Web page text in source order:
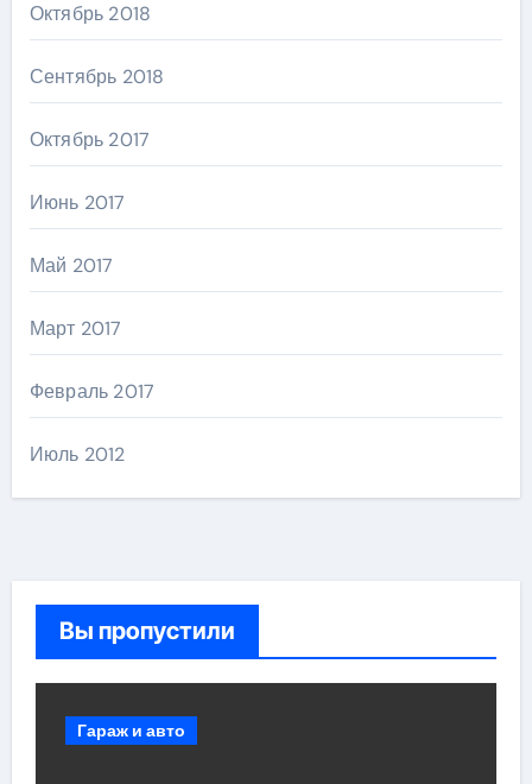
Октябрь 2018
Сентябрь 2018
Октябрь 2017
Июнь 2017
Май 2017
Март 2017
Февраль 2017
Июль 2012
Вы пропустили
Гараж и авто